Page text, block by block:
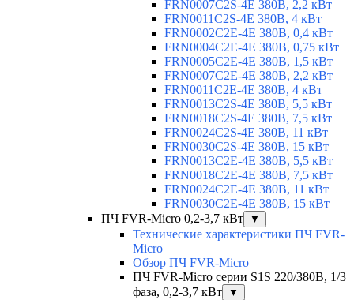
FRN0007C2S-4E 380В, 2,2 кВт
FRN0011C2S-4E 380В, 4 кВт
FRN0002C2E-4E 380В, 0,4 кВт
FRN0004C2E-4E 380В, 0,75 кВт
FRN0005C2E-4E 380В, 1,5 кВт
FRN0007C2E-4E 380В, 2,2 кВт
FRN0011C2E-4E 380В, 4 кВт
FRN0013C2S-4E 380В, 5,5 кВт
FRN0018C2S-4E 380В, 7,5 кВт
FRN0024C2S-4E 380В, 11 кВт
FRN0030C2S-4E 380В, 15 кВт
FRN0013C2E-4E 380В, 5,5 кВт
FRN0018C2E-4E 380В, 7,5 кВт
FRN0024C2E-4E 380В, 11 кВт
FRN0030C2E-4E 380В, 15 кВт
ПЧ FVR-Micro 0,2-3,7 кВт
▼
Технические характеристики ПЧ FVR-
Micro
Обзор ПЧ FVR-Micro
ПЧ FVR-Micro серии S1S 220/380В, 1/3
фаза, 0,2-3,7 кВт
▼